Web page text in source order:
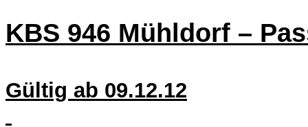
KBS 946 Mühldorf –
Gültig ab 09.12.12